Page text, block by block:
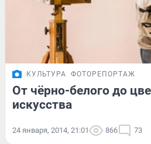
КУЛЬТУРА ФОТОРЕПОРТАЖ
От чёрно-белого до
искусства
24 января, 2014, 21:01 866 73